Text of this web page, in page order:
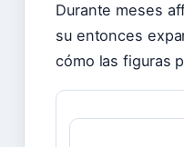
Durante meses
su entonces
cómo las figuras